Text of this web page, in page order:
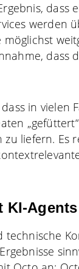
dass
werden
möglichst
dass
in
liefern. Es
KI-
technische